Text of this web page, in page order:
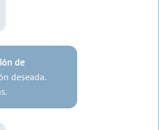
de
deseada.